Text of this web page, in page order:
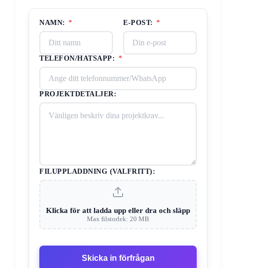
NAMN: * E-POST: *
TELEFON/HATSAPP: *
PROJEKTDETALJER:
FILUPPLADDNING (VALFRITT):
Klicka för att ladda upp eller dra och släpp
Max filstorlek: 20 MB
Skicka in förfrågan